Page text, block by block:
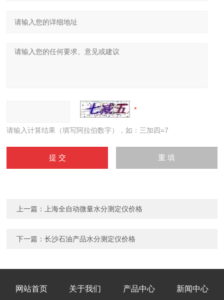
请输入计算结果（填写阿拉伯数字），如：三加四=7
上一篇： 上海全自动微量水分测定仪价格
下一篇：长沙石油产品水分测定仪价格
网站首页 关于我们 产品中心 新闻中心